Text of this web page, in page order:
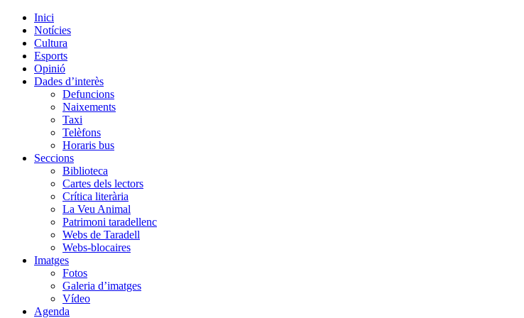
Inici
Notícies
Cultura
Esports
Opinió
Dades d’interès
Defuncions
Naixements
Taxi
Telèfons
Horaris bus
Seccions
Biblioteca
Cartes dels lectors
Crítica literària
La Veu Animal
Patrimoni taradellenc
Webs de Taradell
Webs-blocaires
Imatges
Fotos
Galeria d’imatges
Vídeo
Agenda